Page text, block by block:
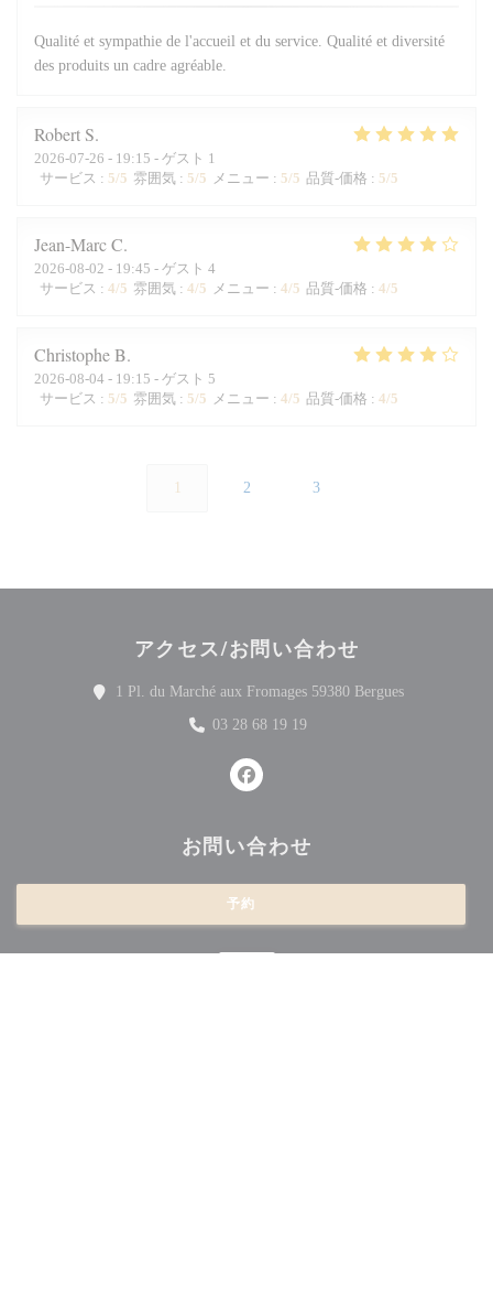
Qualité et sympathie de l'accueil et du service. Qualité et diversité
des produits un cadre agréable.
Robert S
2026-07-26 - 19:15 - ゲスト 1
サービス : 5/5 雰囲気 : 5/5 メニュー : 5/5 品質-価格 : 5/5
Jean-MarcC
2026-08-02 - 19:45 - ゲスト 4
サービス : 4/5 雰囲気 : 4/5 メニュー : 4/5 品質-価格 : 4/5
ChristopheB
2026-08-04 - 19:15 - ゲスト 5
サービス : 5/5 雰囲気 : 5/5 メニュー : 4/5 品質-価格 : 4/5
2 3
アクセス/お問い合わせ
1 Pl. du Marché aux Fromages 59380 Bergues((新しいウ
03 28 68 19 19
Facebook ((新しいウィンドウ
お問い合わせ
予約